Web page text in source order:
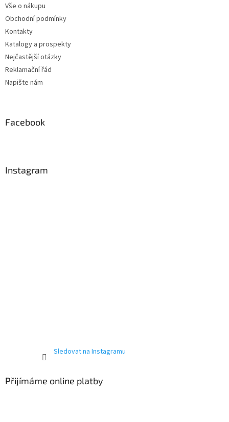
Vše o nákupu
Obchodní podmínky
Kontakty
Katalogy a prospekty
Nejčastější otázky
Reklamační řád
Napište nám
Facebook
Instagram
Sledovat na Instagramu
Přijímáme online platby